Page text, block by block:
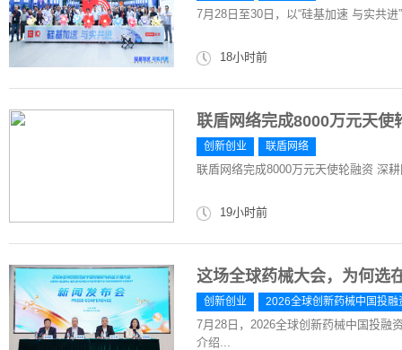
7月28日至30日，以“硅基加速 与实共
18小时前
联盾网络完成8000万元天使
创新创业 联盾网络
联盾网络完成8000万元天使轮融资 深
19小时前
这场全球药械大会，为何选
创新创业 2026全球创新药械中国投融
7月28日，2026全球创新药械中国投融
介绍...